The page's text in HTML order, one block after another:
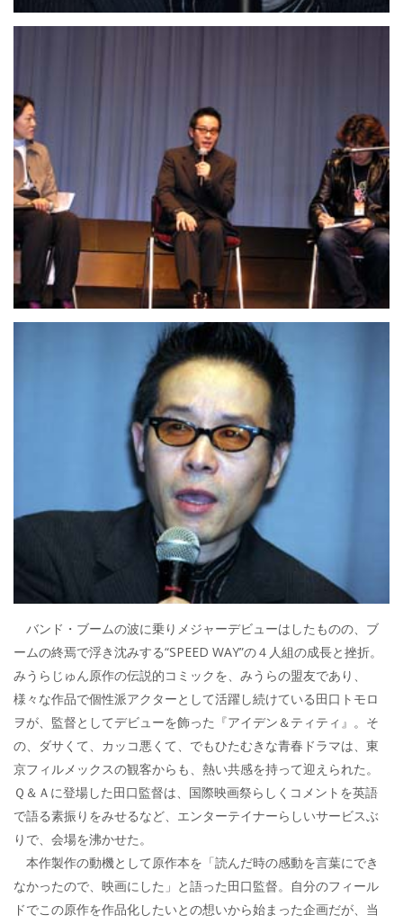
バンド・ブームの波に乗りメジャーデビューはしたものの、ブ
ームの終焉で浮き沈みする“SPEED WAY”の４人組の成長と挫折。
みうらじゅん原作の伝説的コミックを、みうらの盟友であり、
様々な作品で個性派アクターとして活躍し続けている田口トモロ
ヲが、監督としてデビューを飾った『アイデン＆ティティ』。そ
の、ダサくて、カッコ悪くて、でもひたむきな青春ドラマは、東
京フィルメックスの観客からも、熱い共感を持って迎えられた。
Ｑ＆Ａに登場した田口監督は、国際映画祭らしくコメントを英語
で語る素振りをみせるなど、エンターテイナーらしいサービスぶ
りで、会場を沸かせた。
本作製作の動機として原作本を「読んだ時の感動を言葉にでき
なかったので、映画にした」と語った田口監督。自分のフィール
ドでこの原作を作品化したいとの想いから始まった企画だが、当